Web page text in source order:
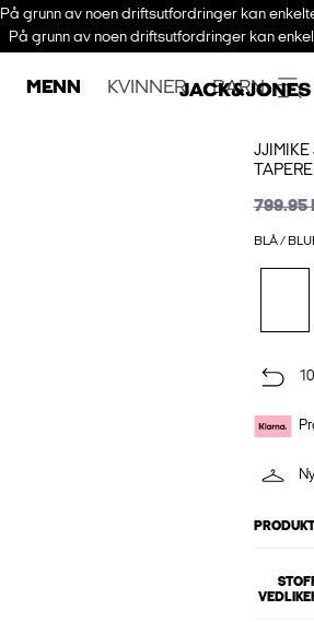
På grunn av noen driftsutfordringer kan
På grunn av noen driftsutfordringer kan
MENN KVINNER BARN
799.95
BLÅ /